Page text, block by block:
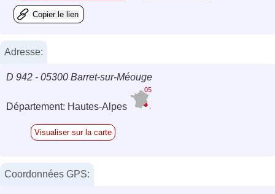
Copier le lien
Adresse:
D 942 - 05300 Barret-sur-Méouge
Département: Hautes-Alpes
05
Visualiser sur la carte
Coordonnées GPS: